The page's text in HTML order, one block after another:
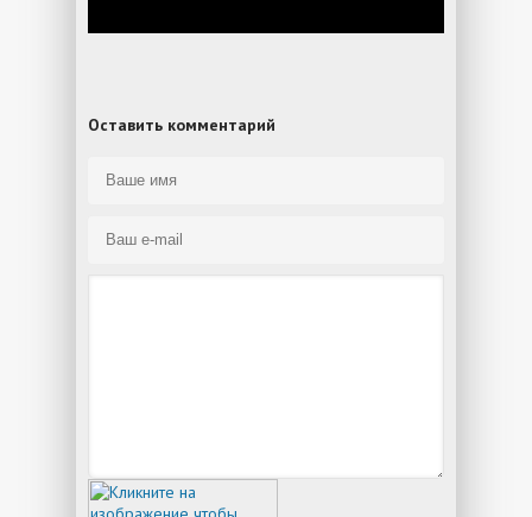
Оставить комментарий